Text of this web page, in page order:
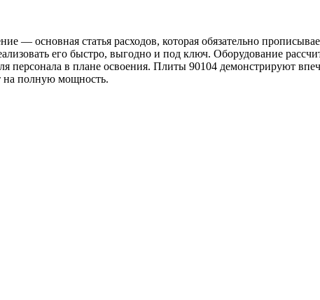
— основная статья расходов, которая обязательно
его быстро, выгодно и под ключ. Оборудование
персонала в плане освоения. Плиты 90104 демонстрируют
на полную мощность.